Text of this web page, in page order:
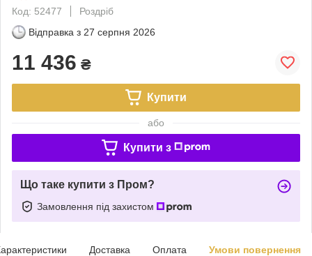
Код: 52477
Роздріб
Відправка з 27 серпня 2026
11 436 ₴
Купити
або
Купити з
Що таке купити з Пром?
Замовлення під захистом
Доставка Оплата Умови повернення